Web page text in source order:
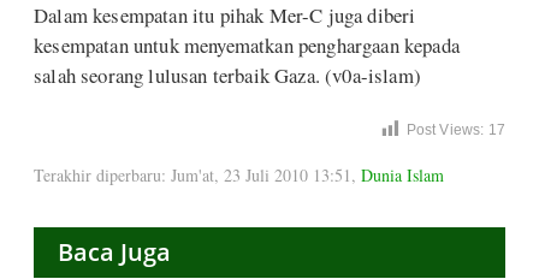
Dalam kesempatan itu pihak Mer-C juga diberi
kesempatan untuk menyematkan penghargaan kepada
salah seorang lulusan terbaik Gaza. (v0a-islam)
Post Views: 17
Terakhir diperbaru: Jum'at, 23 Juli 2010 13:51 , Dunia Islam
Baca Juga